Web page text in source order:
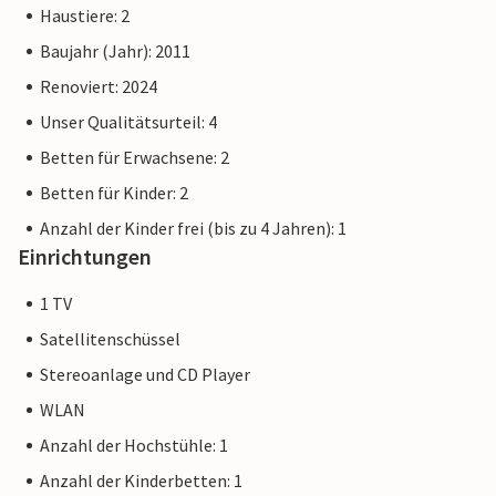
erhalten pro Aufenthalt einen kostenlosen
Schwimmbadeintritt im Seebad des a-ja in Travemünde.
Bei der Nutzung dieses Angebots ist die einmaligen Hin- und
Verbindung mit dem Schwimmbadeintritt). Mehr
Informationen erhalten Sie mit Ihren Mietunterlagen oder
beim Servicepersonal vor Ort.
- Baugleiche Ferienobjekte: DSH531 - DSH542
- Einige der Fotos können Wohnbeispiele baugleicher
Haustiere: 2
Baujahr (Jahr): 2011
Renoviert: 2024
Unser Qualitätsurteil: 4
Betten für Erwachsene: 2
Betten für Kinder: 2
Anzahl der Kinder frei (bis zu 4 Jahren): 1
Einrichtungen
1 TV
Satellitenschüssel
Stereoanlage und CD Player
WLAN
Anzahl der Hochstühle: 1
Anzahl der Kinderbetten: 1